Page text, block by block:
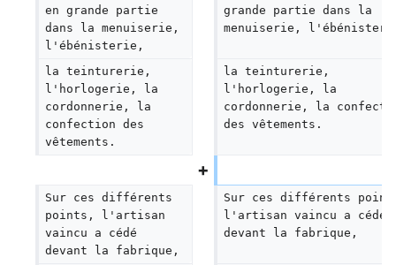
en grande partie
dans la menuiserie,
l'ébénisterie,
grande partie dans la
menuiserie,
la teinturerie,
l'horlogerie, la
cordonnerie, la
confection des
vêtements.
la teinturerie,
l'horlogerie, la
cordonnerie, la
des vêtements.
Sur ces différents
points, l'artisan
vaincu a cédé
devant la fabrique,
Sur ces différents
l'artisan vaincu a cédé
devant la fabrique,